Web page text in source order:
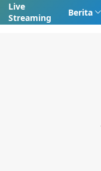
Live
Streaming
Berita